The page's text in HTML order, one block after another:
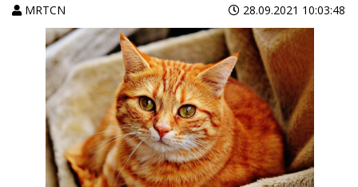
MRTCN 28.09.2021 10:03:48